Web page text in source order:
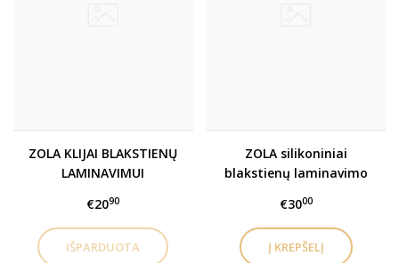
ZOLA KLIJAI BLAKSTIENŲ
LAMINAVIMUI
€2090
ZOLA silikoniniai
blakstienų laminavimo
M+, L, XL)
€3000